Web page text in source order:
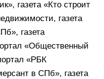
газета «Кто строит
газета
газета
«Общественный
«РБК
в СПб», газета